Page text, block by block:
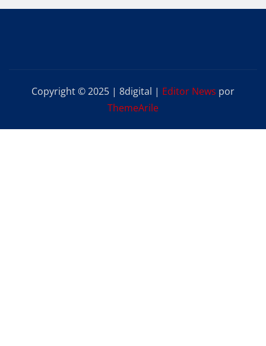
Copyright © 2025 | 8digital | Editor News por
ThemeArile